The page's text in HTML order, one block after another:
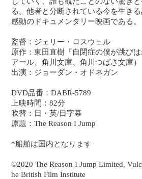
る。他者と分断されている今を生きる
感動のドキュメンタリー映画である。
監督：ジェリー・ロスウェル
原作：東田直樹『自閉症の僕が跳び
アール、角川文庫、角川つばさ文庫）
出演：ジョーダン・オドネガン
DVD品番：DABR-5789
上映時間：82分
吹替：日・英/日字幕
原題：The Reason I Jump
*船舶は国内となります
©2020 The Reason I Jump Limited,
he British Film Institute